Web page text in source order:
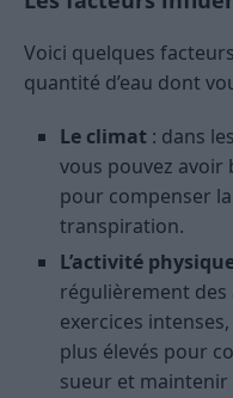
Voici quelques
quantité d’eau dont
Le climat : dans
vous pouvez avoir
pour compenser
transpiration.
L’activité
régulièrement des
exercices
plus élevés pour
sueur et